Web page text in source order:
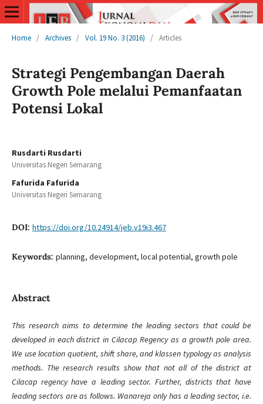
Home / Archives / Vol. 19 No. 3 (2016) / Articles
Strategi Pengembangan Daerah
Growth Pole melalui Pemanfaatan
Potensi Lokal
Rusdarti Rusdarti
Universitas Negeri Semarang
Fafurida Fafurida
Universitas Negeri Semarang
DOI: https://doi.org/10.24914/jeb.v19i3.467
Keywords: planning, development, local potential, growth pole
Abstract
This research aims to determine the leading sectors that could be
developed in each district in Cilacap Regency as a growth pole area.
We use location quotient, shift share, and klassen typology as analysis
methods. The research results show that not all of the district at
Cilacap regency have a leading sector. Further, districts that have
leading sectors are as follows. Wanareja only has a leading sector, i.e.